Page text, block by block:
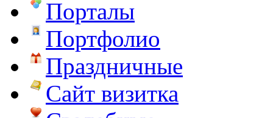
Порталы
Портфолио
Праздничные
Сайт визитка